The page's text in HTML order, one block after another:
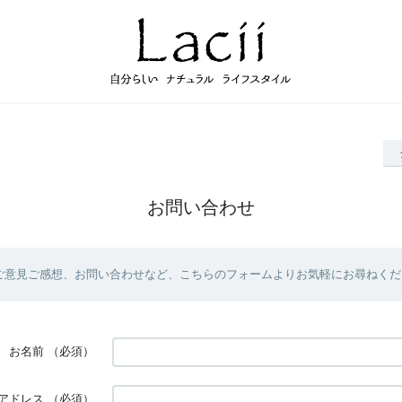
お問い合わせ
見ご感想、お問い合わせなど、こちらのフォームよりお気軽にお尋ねくだ
お名前 （必須）
ドレス （必須）